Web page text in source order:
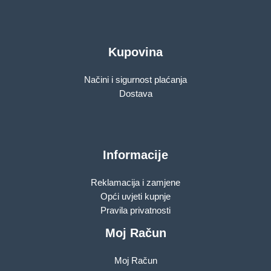
Kupovina
Načini i sigurnost plaćanja
Dostava
Informacije
Reklamacija i zamjene
Opći uvjeti kupnje
Pravila privatnosti
Moj Račun
Moj Račun